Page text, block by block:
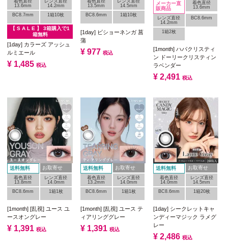
13.6mm
14.2mm
BC8.7mm
1箱10枚
【 S A L E 】 3箱購入で1
箱無料
[1day] カラーズ アッシュ
ルミエール
¥ 1,485 税込
13.5mm
14.5mm
BC8.6mm
1箱10枚
[1day] ビショーネンガ 菖
蒲
¥ 977 税込
メーカー直
販商品
着色直径
13.6mm
レンズ直径
14.2mm
BC8.6mm
1箱2枚
[1month] ハパクリスティ
ン ドーリークリスティン
ラベンダー
¥ 2,491 税込
送料無料 お取寄せ
着色直径
13.8mm
レンズ直径
14.0mm
BC8.6mm
1箱1枚
[1month] [乱視] ユース ユ
ースオングレー
¥ 1,391 税込
送料無料 お取寄せ
着色直径
13.2mm
レンズ直径
14.0mm
BC8.6mm
1箱1枚
[1month] [乱視] ユース テ
ィアリンググレー
¥ 1,391 税込
送料無料 お取寄せ
着色直径
14.0mm
レンズ直径
14.5mm
BC8.6mm
1箱20枚
[1day] シークレットキャ
ンディーマジック ラメグ
レー
¥ 2,486 税込